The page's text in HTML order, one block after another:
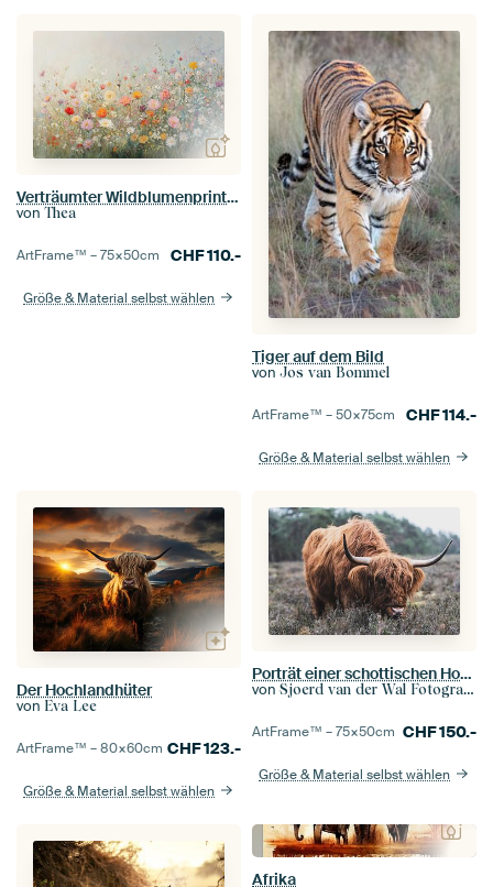
Verträumter Wildblumenprint mit sanftem Nebel
von Thea
ArtFrame™ –75×50cm CHF110.-
Größe & Material selbst wählen
Tiger auf dem Bild
von Jos van Bommel
ArtFrame™ –50×75cm CHF114.-
Größe & Material selbst wählen
Der Hochlandhüter
von Eva Lee
ArtFrame™ –80×60cm CHF123.-
Größe & Material selbst wählen
Porträt einer schottischen Hochlandkuh in der Natur
von Sjoerd van der Wal Fotografie
ArtFrame™ –75×50cm CHF150.-
Größe & Material selbst wählen
Afrika